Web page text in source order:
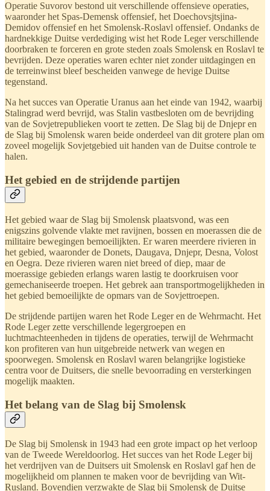
Operatie Suvorov bestond uit verschillende offensieve operaties,
waaronder het Spas-Demensk offensief, het Doechovsjtsjina-
Demidov offensief en het Smolensk-Roslavl offensief. Ondanks de
hardnekkige Duitse verdediging wist het Rode Leger verschillende
doorbraken te forceren en grote steden zoals Smolensk en Roslavl te
bevrijden. Deze operaties waren echter niet zonder uitdagingen en
de terreinwinst bleef bescheiden vanwege de hevige Duitse
tegenstand.
Na het succes van Operatie Uranus aan het einde van 1942, waarbij
Stalingrad werd bevrijd, was Stalin vastbesloten om de bevrijding
van de Sovjetrepublieken voort te zetten. De Slag bij de Dnjepr en
de Slag bij Smolensk waren beide onderdeel van dit grotere plan om
zoveel mogelijk Sovjetgebied uit handen van de Duitse controle te
halen.
Het gebied en de strijdende partijen
Het gebied waar de Slag bij Smolensk plaatsvond, was een
enigszins golvende vlakte met ravijnen, bossen en moerassen die de
militaire bewegingen bemoeilijkten. Er waren meerdere rivieren in
het gebied, waaronder de Donets, Daugava, Dnjepr, Desna, Volost
en Oegra. Deze rivieren waren niet breed of diep, maar de
moerassige gebieden erlangs waren lastig te doorkruisen voor
gemechaniseerde troepen. Het gebrek aan transportmogelijkheden in
het gebied bemoeilijkte de opmars van de Sovjettroepen.
De strijdende partijen waren het Rode Leger en de Wehrmacht. Het
Rode Leger zette verschillende legergroepen en
luchtmachteenheden in tijdens de operaties, terwijl de Wehrmacht
kon profiteren van hun uitgebreide netwerk van wegen en
spoorwegen. Smolensk en Roslavl waren belangrijke logistieke
centra voor de Duitsers, die snelle bevoorrading en versterkingen
mogelijk maakten.
Het belang van de Slag bij Smolensk
De Slag bij Smolensk in 1943 had een grote impact op het verloop
van de Tweede Wereldoorlog. Het succes van het Rode Leger bij
het verdrijven van de Duitsers uit Smolensk en Roslavl gaf hen de
mogelijkheid om plannen te maken voor de bevrijding van Wit-
Rusland. Bovendien verzwakte de Slag bij Smolensk de Duitse